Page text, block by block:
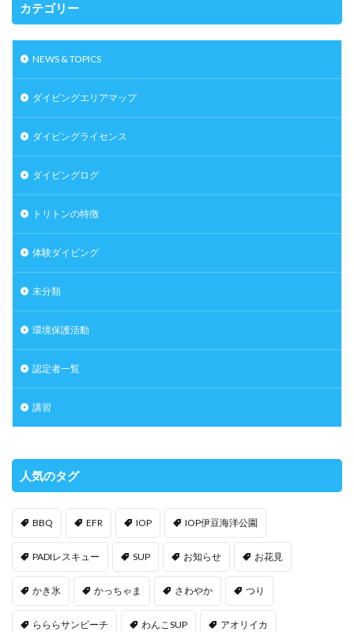
カテゴリー
NEWS & TOPICS
ダイビングエリアマップ
ダイビングライセンス
ダイビングログ
トリトンの特徴
体験ダイビング
未分類
環境保護活動
認定者一覧
講習
人気のタグ
BBQ EFR IOP IOP伊豆海洋公園
PADIレスキュー SUP お知らせ お花見
かき氷 かっちゃま さわやか つり
らららサンビーチ わんこSUP アオリイカ